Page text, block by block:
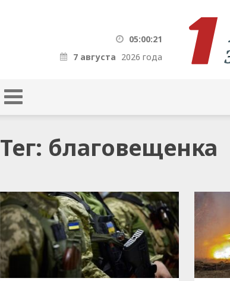
05:00:21
7 августа 2026 года
Тег: благовещенка